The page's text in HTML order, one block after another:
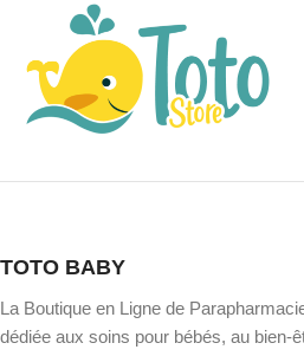
TOTO BABY
La Boutique en Ligne de
dédiée aux soins pour bébés, au bien-